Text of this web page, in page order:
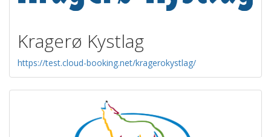
Kragerø Kystlag
https://test.cloud-booking.net/kragerokystlag/